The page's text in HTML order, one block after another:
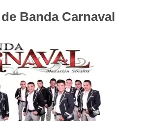
Banda Carnaval